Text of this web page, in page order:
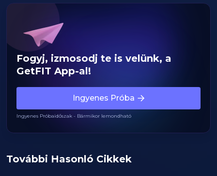
Fogyj, izmosodj te is velünk, a
GetFIT App-al!
Ingyenes Próba
Ingyenes Próbaidőszak - Bármikor lemondható
További Hasonló Cikkek